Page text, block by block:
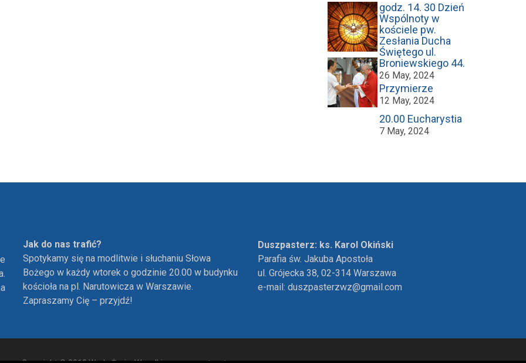
godz. 14. 30 Dzień
Wspólnoty w
kościele pw.
Zesłania Ducha
Świętego ul.
Broniewskiego 44.
26 May, 2024
Przymierze
12 May, 2024
20.00 Eucharystia
7 May, 2024
Jak do nas trafić?
Spotykamy się na modlitwie i słuchaniu Słowa
Bożego w każdy wtorek o godzinie 20.00 w budynku
kościoła na pl. Narutowicza w Warszawie.
Zapraszamy Cię – przyjdź!
Duszpasterz: ks. Karol Okiński
Parafia św. Jakuba Apostoła
ul. Grójecka 38, 02-314 Warszawa
e-mail: duszpasterzwz@gmail.com